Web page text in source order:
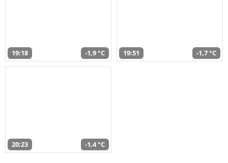
19:18 -1,9 °C 19:51 -1,7 °C
20:23 -1,4 °C